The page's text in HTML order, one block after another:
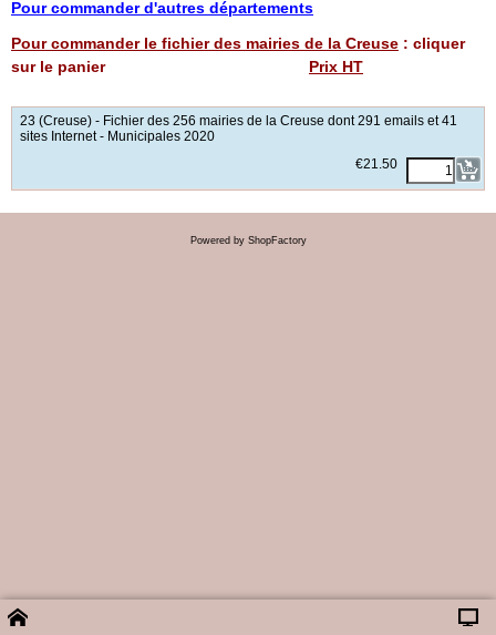
Pour commander d'autres départements
Pour commander le fichier des mairies de la Creuse : cliquer
sur le panier Prix HT
<!-- MakeFullWidth0 --><!-- MakeFullWidth1 --><!-- MakeFullWidth2 --><!-- MakeFullWidth3 --><!-- MakeFullWidth4 --><!-- MakeFullWidth5 --><!-- MakeFullWidth6 --><!-- MakeFullWidth7 --><!-- MakeFullWidth8 --><!-- MakeFullWidth9 --><!-- MakeFullWidth10 --><!-- MakeFullWidth11 --><!-- MakeFullWidth12 --><!-- MakeFullWidth13 --><!-- MakeFullWidth14 --><!-- MakeFullWidth15 --><!-- MakeFullWidth16 --><!-- MakeFullWidth17 --><!-- MakeFullWidth18 --><!-- MakeFullWidth19 -->
23 (Creuse) - Fichier des 256 mairies de la Creuse dont 291 emails et 41
sites Internet - Municipales 2020
€21.50
Powered by ShopFactory